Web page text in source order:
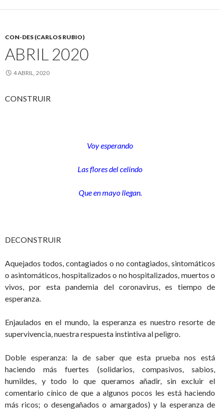
CON-DES (CARLOS RUBIO)
ABRIL 2020
4 ABRIL, 2020
CONSTRUIR
Voy esperando
Las flores del celindo
Que en mayo llegan.
DECONSTRUIR
Aquejados todos, contagiados o no contagiados, sintomáticos
o asintomáticos, hospitalizados o no hospitalizados, muertos o
vivos, por esta pandemia del coronavirus, es tiempo de
esperanza.
Enjaulados en el mundo, la esperanza es nuestro resorte de
supervivencia, nuestra respuesta instintiva al peligro.
Doble esperanza: la de saber que esta prueba nos está
haciendo más fuertes (solidarios, compasivos, sabios,
humildes, y todo lo que queramos añadir, sin excluir el
comentario cínico de que a algunos pocos les está haciendo
más ricos; o desengañados o amargados) y la esperanza de